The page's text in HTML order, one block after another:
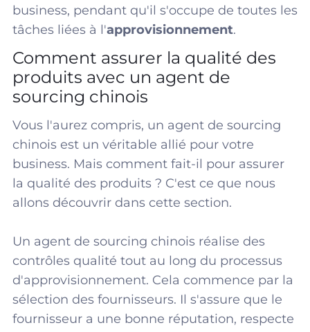
business, pendant qu'il s'occupe de toutes les
tâches liées à l'approvisionnement.
Comment assurer la qualité des
produits avec un agent de
sourcing chinois
Vous l'aurez compris, un agent de sourcing
chinois est un véritable allié pour votre
business. Mais comment fait-il pour assurer
la qualité des produits ? C'est ce que nous
allons découvrir dans cette section.
Un agent de sourcing chinois réalise des
contrôles qualité tout au long du processus
d'approvisionnement. Cela commence par la
sélection des fournisseurs. Il s'assure que le
fournisseur a une bonne réputation, respecte